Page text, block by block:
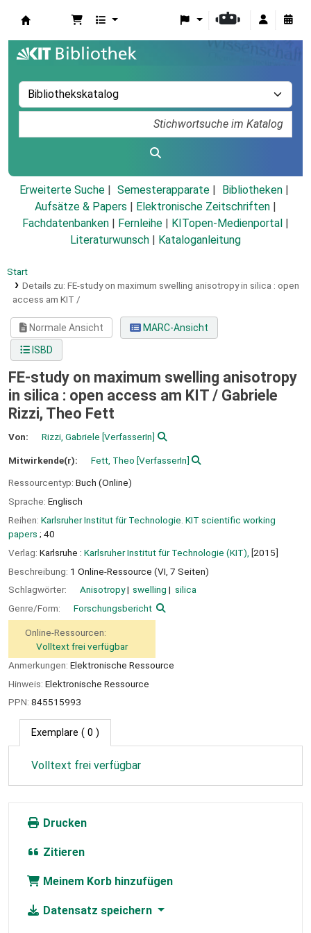
Erweiterte Suche Semesterapparate
Bibliotheken
Aufsätze & Papers
Elektronische Zeitschriften
Fachdatenbanken
Fernleihe KITopen-Medienportal
Literaturwunsch
Kataloganleitung
Start
Details zu: FE-study on maximum swelling anisotropy in silica : open
access am KIT /
Normale Ansicht
MARC-Ansicht
ISBD
FE-study on maximum swelling anisotropy
in silica : open access am KIT / Gabriele
Rizzi, Theo Fett
Von: Rizzi, Gabriele [VerfasserIn]
Mitwirkende(r): Fett, Theo [VerfasserIn]
Ressourcentyp: Buch (Online)
Sprache: Englisch
Reihen: Karlsruher Institut für Technologie. KIT scientific working
papers ; 40
Verlag: Karlsruhe : Karlsruher Institut für Technologie (KIT), [2015]
Beschreibung: 1 Online-Ressource (VI, 7 Seiten)
Schlagwörter:
Anisotropy swelling
silica
Genre/Form:
Forschungsbericht
Online-Ressourcen:
Volltext frei verfügbar
Anmerkungen: Elektronische Ressource
Hinweis: Elektronische Ressource
PPN: 845515993
Exemplare ( 0 )
Volltext frei verfügbar
Drucken
Zitieren
Meinem Korb hinzufügen
Datensatz speichern